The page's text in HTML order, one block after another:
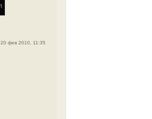
20 фев 2010, 11:35